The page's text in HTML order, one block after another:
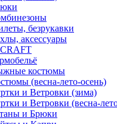
безрукавки
аксессуары
костюмы
(весна-лето-осень)
и Ветровки (зима)
и Ветровки (весна-
и Брюки